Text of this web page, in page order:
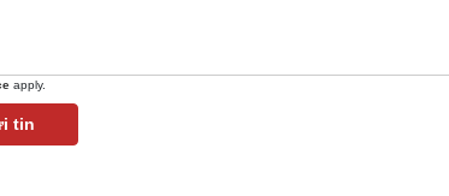
apply.
tin